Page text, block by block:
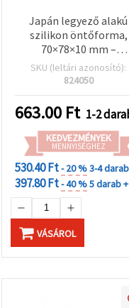
Japán legyező alakú
szilikon öntőforma,
70×78×10 mm –
medál/függő forma,
polimer gyurmához és
ékszerkészítéshez
SKU (leltári azonosító):
824050
663.00 Ft 1-2
KEDVEZMÉNYEK
MENNYISÉGHEZ
530.40 Ft- 20 %3-4 darab
397.80 Ft- 40 %5 darab +
VÁSÁROL